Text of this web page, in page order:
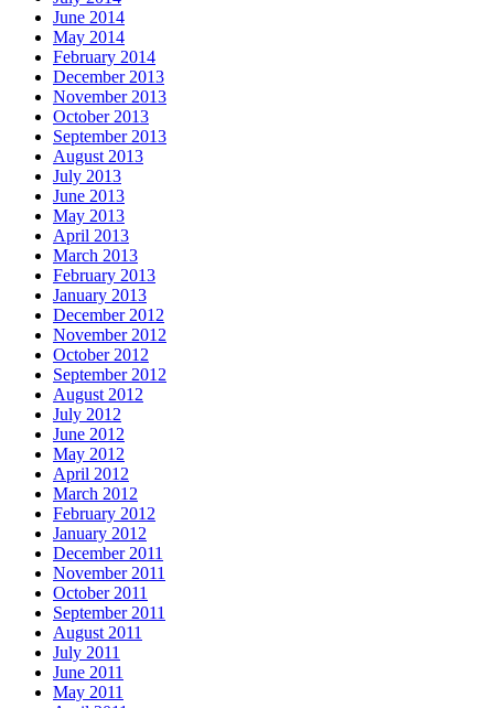
June 2014
May 2014
February 2014
December 2013
November 2013
October 2013
September 2013
August 2013
July 2013
June 2013
May 2013
April 2013
March 2013
February 2013
January 2013
December 2012
November 2012
October 2012
September 2012
August 2012
July 2012
June 2012
May 2012
April 2012
March 2012
February 2012
January 2012
December 2011
November 2011
October 2011
September 2011
August 2011
July 2011
June 2011
May 2011